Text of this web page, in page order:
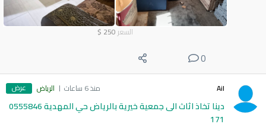
السعر 250
$
0
Ail منذ 6 ساعات الرياض عرض
دينا تخاذ اثاث الى جمعية خيرية بالرياض حي المهدية 0555846
171